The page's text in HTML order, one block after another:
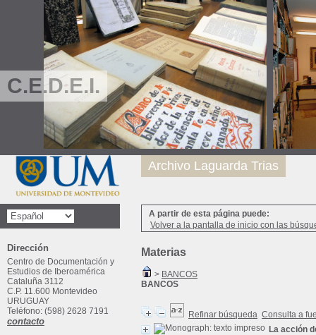
C.E.D.E.I.
A partir de esta página puede:
Volver a la pantalla de inicio con las
Materias
> BANCOS
BANCOS
Refinar búsqueda Consulta a
La acción
Archivo Laguarda Trias
Dirección
Centro de Documentación y
Estudios de Iberoamérica
Cataluña 3112
C.P. 11.600 Montevideo
URUGUAY
Teléfono: (598) 2628 7191
contacto